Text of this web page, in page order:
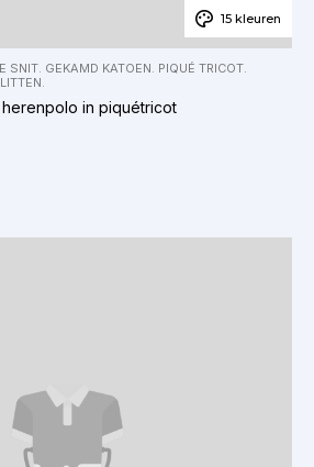
15 kleuren
SNIT. GEKAMD KATOEN. PIQUÉ TRICOT.
in piquétricot